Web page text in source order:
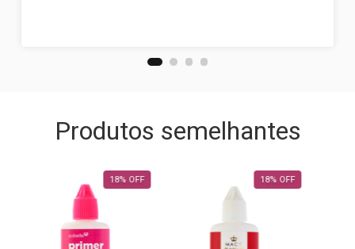
Produtos semelhantes
18% OFF 18% OFF